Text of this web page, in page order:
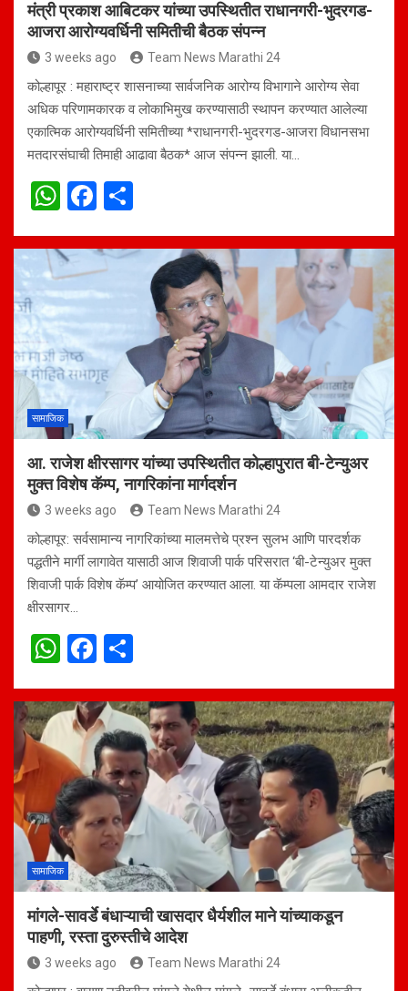
मंत्री प्रकाश आबिटकर यांच्या उपस्थितीत राधानगरी-भुदरगड-
आजरा आरोग्यवर्धिनी समितीची बैठक संपन्न
3 weeks ago Team News Marathi 24
कोल्हापूर : महाराष्ट्र शासनाच्या सार्वजनिक आरोग्य विभागाने आरोग्य सेवा
अधिक परिणामकारक व लोकाभिमुख करण्यासाठी स्थापन करण्यात आलेल्या
एकात्मिक आरोग्यवर्धिनी समितीच्या *राधानगरी-भुदरगड-आजरा विधानसभा
मतदारसंघाची तिमाही आढावा बैठक* आज संपन्न झाली. या…
W
at
s
A
p
p
F
ce
b
o
k
ar
सामाजिक
आ. राजेश क्षीरसागर यांच्या उपस्थितीत कोल्हापुरात बी-टेन्युअर
मुक्त विशेष कॅम्प, नागरिकांना मार्गदर्शन
3 weeks ago Team News Marathi 24
कोल्हापूर: सर्वसामान्य नागरिकांच्या मालमत्तेचे प्रश्न सुलभ आणि पारदर्शक
पद्धतीने मार्गी लागावेत यासाठी आज शिवाजी पार्क परिसरात ‘बी-टेन्युअर मुक्त
शिवाजी पार्क विशेष कॅम्प’ आयोजित करण्यात आला. या कॅम्पला आमदार राजेश
क्षीरसागर…
W
at
s
A
p
p
F
ce
b
o
o
k
ar
e
सामाजिक
मांगले-सावर्डे बंधाऱ्याची खासदार धैर्यशील माने यांच्याकडून
पाहणी, रस्ता दुरुस्तीचे आदेश
3 weeks ago Team News Marathi 24